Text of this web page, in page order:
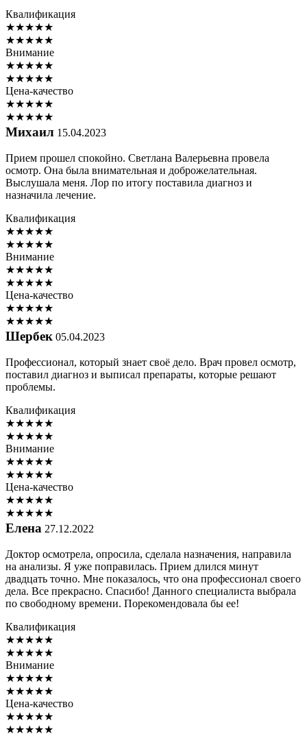
Квалификация
★★★★★
★★★★★
Внимание
★★★★★
★★★★★
Цена-качество
★★★★★
★★★★★
Михаил 15.04.2023
Прием прошел спокойно. Светлана Валерьевна провела
осмотр. Она была внимательная и доброжелательная.
Выслушала меня. Лор по итогу поставила диагноз и
назначила лечение.
Квалификация
★★★★★
★★★★★
Внимание
★★★★★
★★★★★
Цена-качество
★★★★★
★★★★★
Шербек 05.04.2023
Профессионал, который знает своё дело. Врач провел осмотр,
поставил диагноз и выписал препараты, которые решают
проблемы.
Квалификация
★★★★★
★★★★★
Внимание
★★★★★
★★★★★
Цена-качество
★★★★★
★★★★★
Елена 27.12.2022
Доктор осмотрела, опросила, сделала назначения, направила
на анализы. Я уже поправилась. Прием длился минут
двадцать точно. Мне показалось, что она профессионал своего
дела. Все прекрасно. Спасибо! Данного специалиста выбрала
по свободному времени. Порекомендовала бы ее!
Квалификация
★★★★★
★★★★★
Внимание
★★★★★
★★★★★
Цена-качество
★★★★★
★★★★★